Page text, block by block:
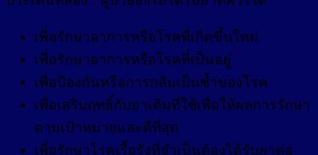
เพื่อรักษาอาการหรือโรคที่เกิดขึ้นใหม่
เพื่อรักษาอาการหรือโรคที่เป็นอยู่
เพื่อป้องกันหรือการกลับเป็นซ้ำของโรค
เพื่อเสริมฤทธิ์กับยาเดิมที่ใช้เพื่อให้ผลการรักษา
ตามเป้าหมายและดีที่สุด
เพื่อรักษาโรคเรื้อรังที่จำเป็นต้องได้รับยาต่อ